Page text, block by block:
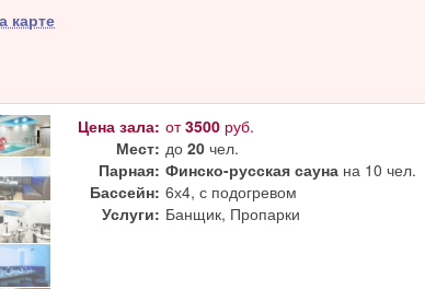
карте
Цена зала: от3500 руб.
Мест: до20 чел.
Парная: Финско-русская сауна на 10 чел.
Бассейн: 6х4, с подогревом
Услуги: Банщик, Пропарки